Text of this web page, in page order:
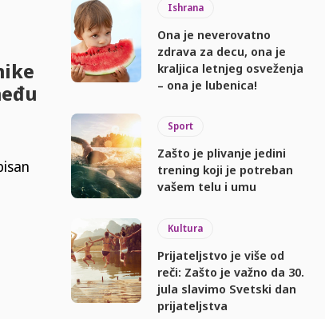
Ishrana
Ona je neverovatno
zdrava za decu, ona je
kraljica letnjeg osveženja
– ona je lubenica!
Sport
Zašto je plivanje jedini
trening koji je potreban
vašem telu i umu
Kultura
Prijateljstvo je više od
reči: Zašto je važno da 30.
jula slavimo Svetski dan
prijateljstva